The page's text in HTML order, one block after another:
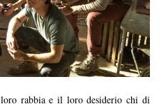
rabbia e il loro desiderio chi di